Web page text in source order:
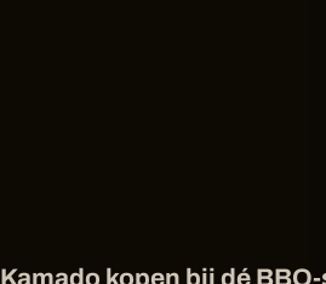
Kamado kopen bij dé